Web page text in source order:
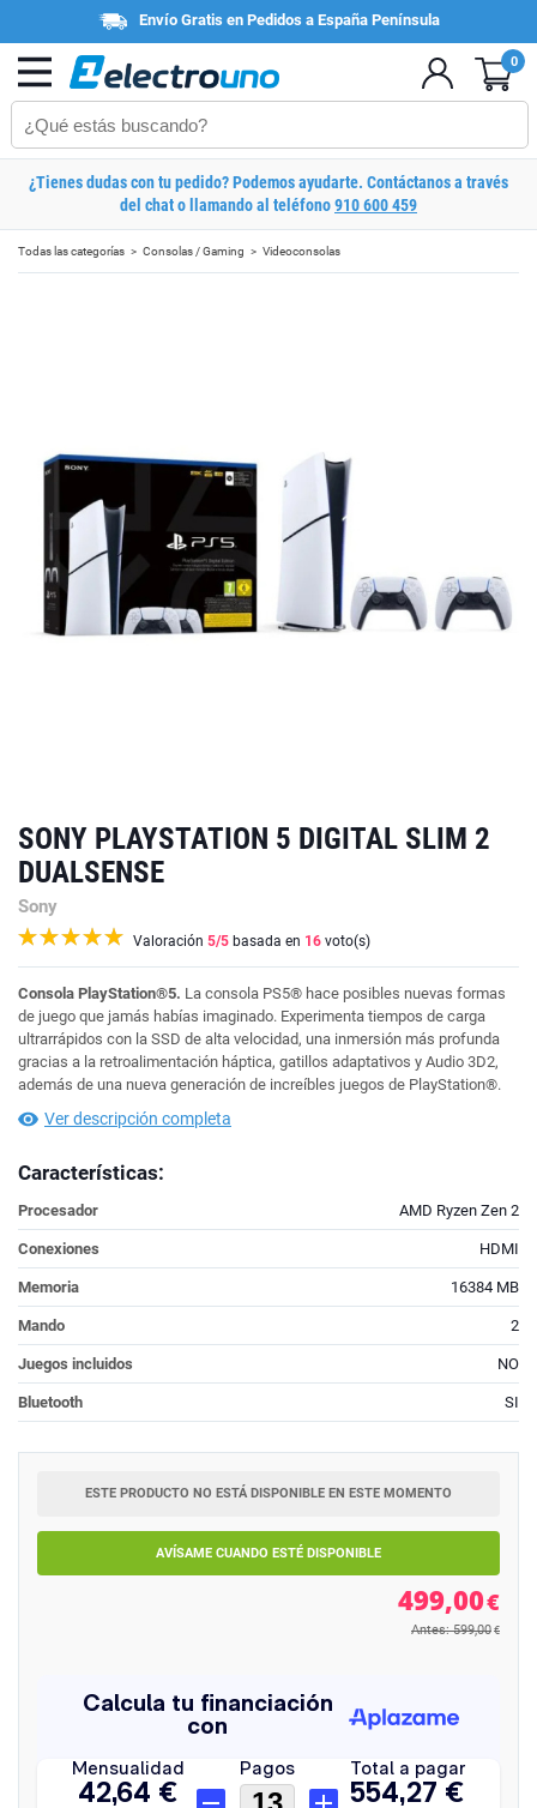
Envío Gratis en Pedidos a España Península
0
¿Tienes dudas con tu pedido? Podemos ayudarte. Contáctanos a través
del chat o llamando al teléfono910 600 459
Todas las categorías Consolas / Gaming Videoconsolas
SONY PLAYSTATION 5 DIGITAL SLIM 2
DUALSENSE
Sony
Valoración 5/5 basada en 16 voto(s)
Consola PlayStation®5. La consola PS5® hace posibles nuevas formas
de juego que jamás habías imaginado. Experimenta tiempos de carga
ultrarrápidos con la SSD de alta velocidad, una inmersión más profunda
gracias a la retroalimentación háptica, gatillos adaptativos y Audio 3D2,
además de una nueva generación de increíbles juegos de PlayStation®.
Ver descripción completa
Características:
Procesador AMD Ryzen Zen 2
Conexiones HDMI
Memoria 16384 MB
Mando 2
Juegos incluidos NO
Bluetooth SI
ESTE PRODUCTO NO ESTÁ DISPONIBLE EN ESTE MOMENTO
AVÍSAME CUANDO ESTÉ DISPONIBLE
499,00€
Antes: 599,00 €